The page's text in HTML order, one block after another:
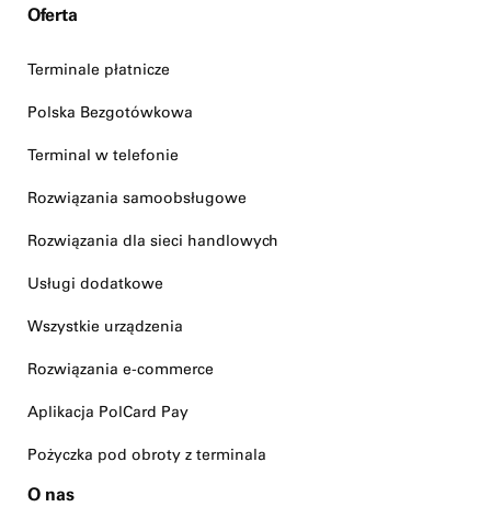
Oferta
Terminale płatnicze
Polska Bezgotówkowa
Terminal w telefonie
Rozwiązania samoobsługowe
Rozwiązania dla sieci handlowych
Usługi dodatkowe
Wszystkie urządzenia
Rozwiązania e-commerce
Aplikacja PolCard Pay
Pożyczka pod obroty z terminala
O nas